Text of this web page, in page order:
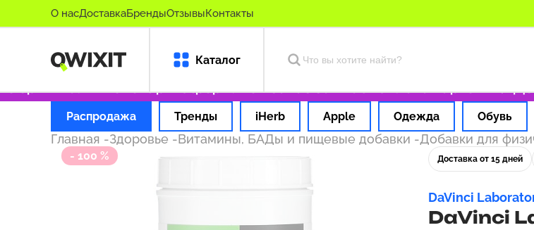
О насДоставкаБрендыОтзывыКонтакты
Каталог
товары Оформляем заказ за 1 час Оплата картой РФ
Распродажа Тренды iHerb Apple Одежда Обувь
Главная -Здоровье -Витамины, БАДы и пищевые добавки -Добавки для
- 100 % Доставка от 15 дней
DaVinci
DaVinci